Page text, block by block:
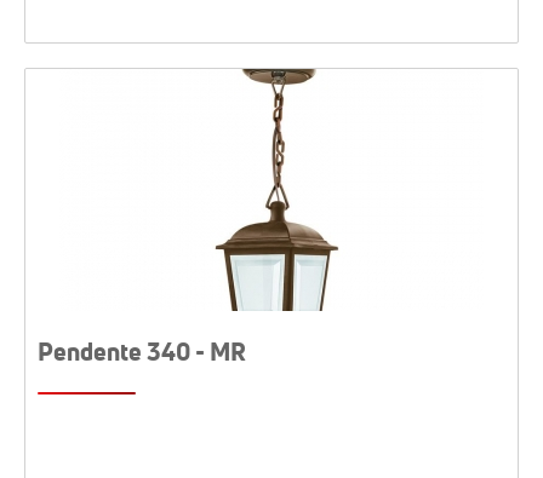
Pendente 340 - MR